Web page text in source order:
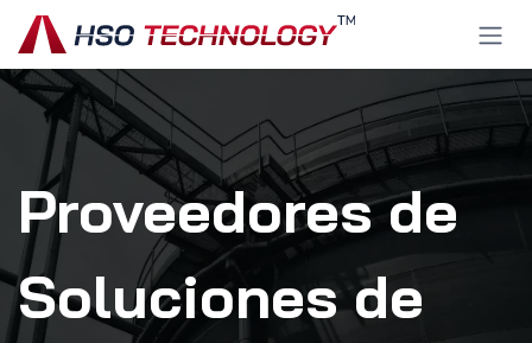
Ir al contenido
Proveedores de
Soluciones de